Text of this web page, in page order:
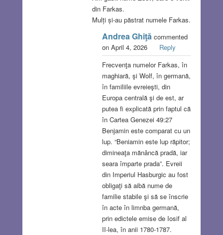
din Farkas.
Mulți și-au păstrat numele Farkas.
Andrea Ghiţăcommented
on April 4, 2026
Reply
Frecvenţa numelor Farkas, în
maghiară, şi Wolf, în germană,
în familiile evreieşti, din
Europa centrală şi de est, ar
putea fi explicată prin faptul că
în Cartea Genezei 49:27
Benjamin este comparat cu un
lup. “Beniamin este lup răpitor;
dimineaţa mănâncă pradă, iar
seara împarte prada”. Evreii
din Imperiul Hasburgic au fost
obligaţi să aibă nume de
familie stabile şi să se înscrie
în acte în limnba germană,
prin edictele emise de Iosif al
II-lea, în anii 1780-1787.